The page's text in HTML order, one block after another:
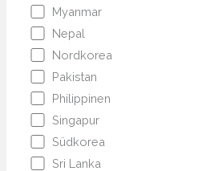
Myanmar
Nepal
Nordkorea
Pakistan
Philippinen
Singapur
Südkorea
Sri Lanka